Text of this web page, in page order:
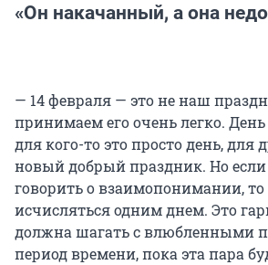
«Он накачанный, а она
— 14 февраля — это не наш
принимаем его очень легко.
для кого-то это просто день, для
новый добрый праздник. Но
говорить о взаимопонимании,
исчисляться одним днем. Это
должна шагать с влюбленными
период времени, пока эта пара